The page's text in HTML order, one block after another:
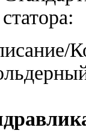
статора: